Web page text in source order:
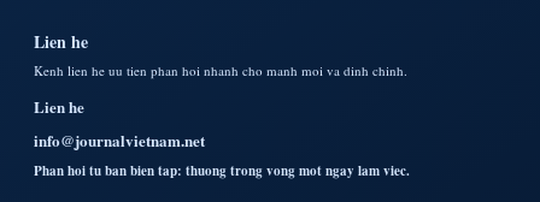
Lien he
Kenh lien he uu tien phan hoi nhanh cho manh moi va dinh chinh.
Lien he
info@journalvietnam.net
Phan hoi tu ban bien tap: thuong trong vong mot ngay lam viec.